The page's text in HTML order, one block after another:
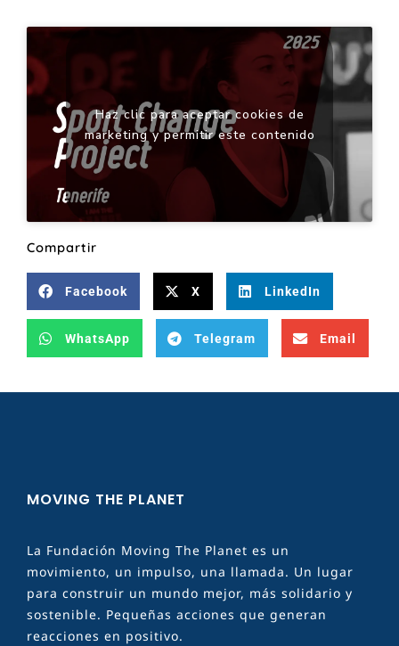
Haz clic para aceptar cookies de
marketing y permitir este contenido
Compartir
Facebook X LinkedIn
WhatsApp Telegram Email
MOVING THE PLANET
La Fundación Moving The Planet es un
movimiento, un impulso, una llamada. Un lugar
para construir un mundo mejor, más solidario y
sostenible. Pequeñas acciones que generan
reacciones en positivo.